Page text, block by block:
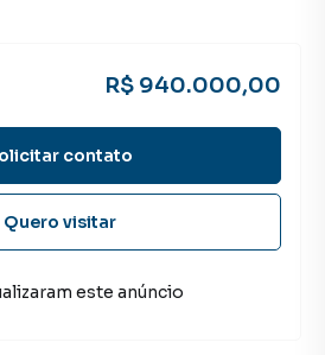
R$ 940.000,00
contato
Quero visitar
este anúncio